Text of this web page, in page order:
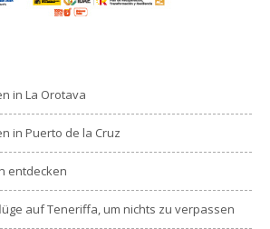
in La Orotava
in Puerto de la Cruz
entdecken
auf Teneriffa, um nichts zu verpassen